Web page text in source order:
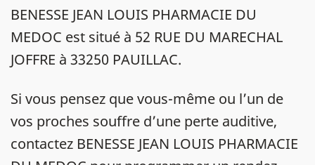
BENESSE JEAN LOUIS PHARMACIE DU
MEDOC est situé à 52 RUE DU MARECHAL
JOFFRE à 33250 PAUILLAC.
Si vous pensez que vous-même ou l’un de
vos proches souffre d’une perte auditive,
contactez BENESSE JEAN LOUIS PHARMACIE